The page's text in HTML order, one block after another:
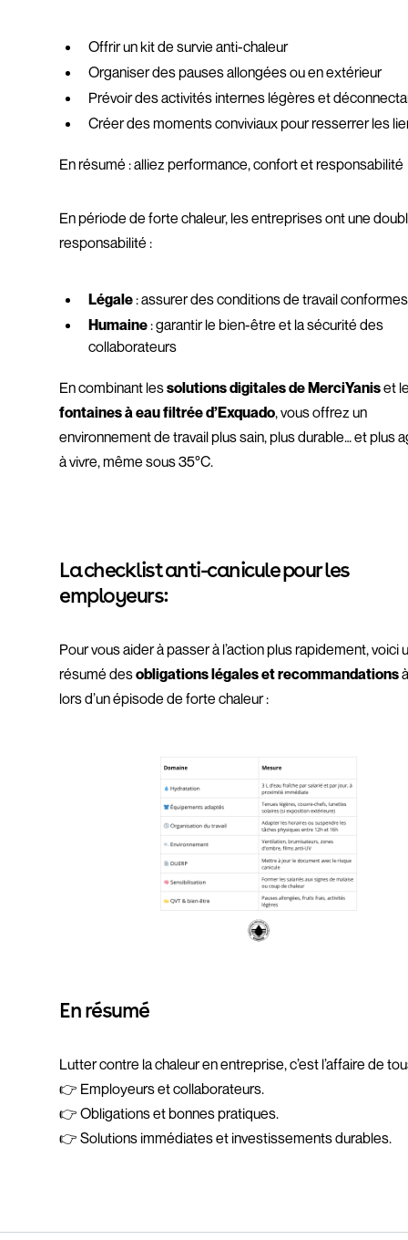
Offrir un kit de survie anti-chaleur
Organiser des pauses allongées ou en extérieur
Prévoir des activités internes légères et
Créer des moments conviviaux pour resserrer les
En résumé : alliez performance, confort et responsabilité
En période de forte chaleur, les entreprises ont une
responsabilité :
Légale: assurer des conditions de travail conformes
Humaine: garantir le bien-être et la sécurité des
collaborateurs
En combinant lessolutions digitales de MerciYaniset
fontaines à eau filtrée d’Exquado, vous offrez un
environnement de travail plus sain, plus durable… et plus
à vivre, même sous 35°C.
La checklist anti-canicule pour les
employeurs:
Pour vous aider à passer à l’action plus rapidement, voici
résumé desobligations légales et recommandations
lors d’un épisode de forte chaleur :
En résumé
Lutter contre la chaleur en entreprise, c’est l’affaire de
👉 Employeurs et collaborateurs.
👉 Obligations et bonnes pratiques.
👉 Solutions immédiates et investissements durables.